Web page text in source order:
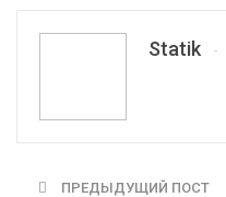
Statik
ПРЕДЫДУЩИЙ ПОСТ